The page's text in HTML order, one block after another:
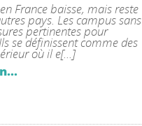
France baisse, mais reste
pays. Les campus sans
pertinentes pour
se définissent comme des
où il e[...]